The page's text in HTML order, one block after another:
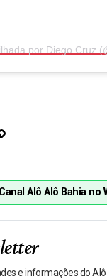
por Diego Cruz
Alô Alô Bahia no
e informações do